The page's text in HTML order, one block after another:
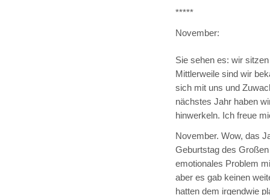
*****
November:
Sie sehen es: wir
Mittlerweile sind wir
sich mit uns und
nächstes Jahr haben
hinwerkeln. Ich freue
November. Wow, das
Geburtstag des
emotionales Problem
aber es gab keinen
hatten dem irgendwie